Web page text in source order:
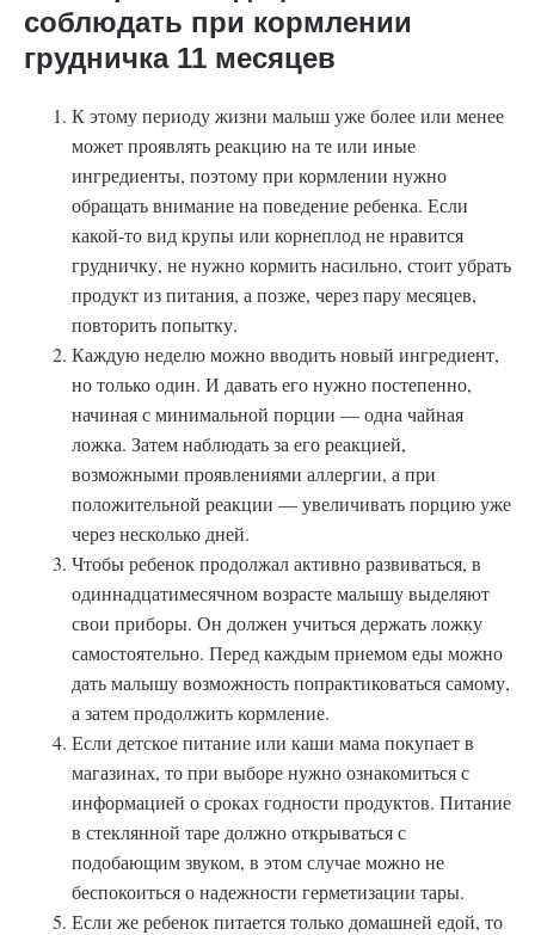
соблюдать при кормлении
грудничка 11 месяцев
К этому периоду жизни малыш уже более или менее
может проявлять реакцию на те или иные
ингредиенты, поэтому при кормлении нужно
обращать внимание на поведение ребенка. Если
какой-то вид крупы или корнеплод не нравится
грудничку, не нужно кормить насильно, стоит убрать
продукт из питания, а позже, через пару месяцев,
повторить попытку.
Каждую неделю можно вводить новый ингредиент,
но только один. И давать его нужно постепенно,
начиная с минимальной порции — одна чайная
ложка. Затем наблюдать за его реакцией,
возможными проявлениями аллергии, а при
положительной реакции — увеличивать порцию уже
через несколько дней.
Чтобы ребенок продолжал активно развиваться, в
одиннадцатимесячном возрасте малышу выделяют
свои приборы. Он должен учиться держать ложку
самостоятельно. Перед каждым приемом еды можно
дать малышу возможность попрактиковаться самому,
а затем продолжить кормление.
Если детское питание или каши мама покупает в
магазинах, то при выборе нужно ознакомиться с
информацией о сроках годности продуктов. Питание
в стеклянной таре должно открываться с
подобающим звуком, в этом случае можно не
беспокоиться о надежности герметизации тары.
Если же ребенок питается только домашней едой, то